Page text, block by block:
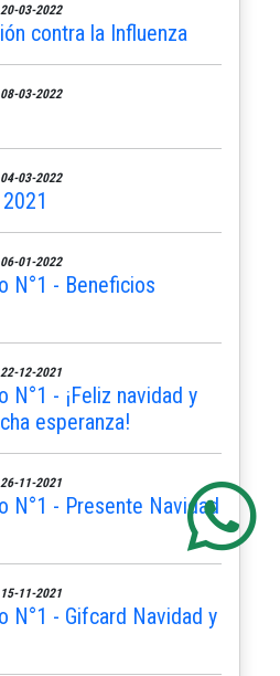
20-03-2022
contra la Influenza
08-03-2022
04-03-2022
06-01-2022
N°1 - Beneficios
22-12-2021
N°1 - ¡Feliz navidad y
esperanza!
26-11-2021
N°1 - Presente Navidad
15-11-2021
N°1 - Gifcard Navidad y